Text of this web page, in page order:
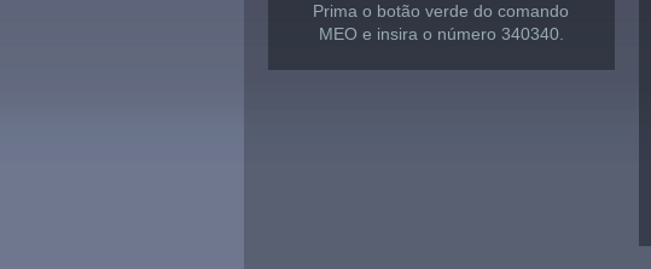
Prima o botão verde do comando
MEO e insira o número 340340.